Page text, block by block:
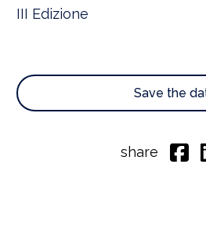
III Edizione
Save the
share